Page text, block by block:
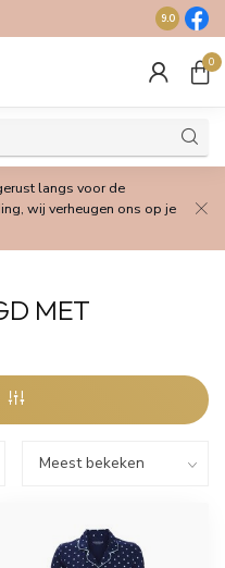
Gratis
9.0
0
langs voor de
wij verheugen ons op je
MET